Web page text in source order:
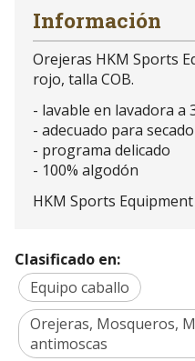
Información
Orejeras HKM Sports
rojo, talla COB.
- lavable en lavadora a
- adecuado para
- programa delicado
- 100% algodón
HKM Sports Equipment
Clasificado en:
Equipo caballo
Orejeras, Mosqueros,
antimoscas